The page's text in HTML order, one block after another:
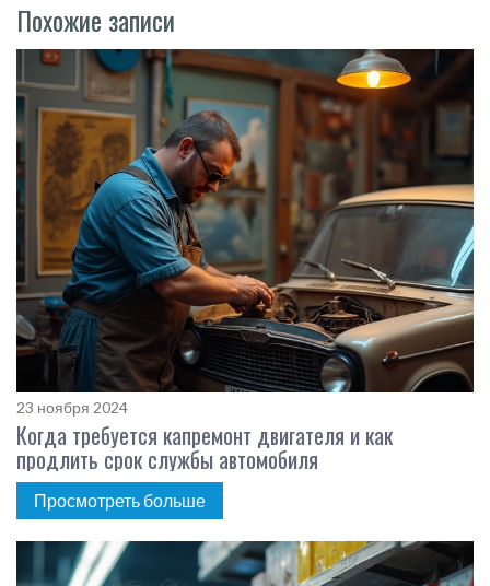
Похожие записи
23 ноября 2024
Когда требуется капремонт двигателя и как
продлить срок службы автомобиля
Просмотреть больше